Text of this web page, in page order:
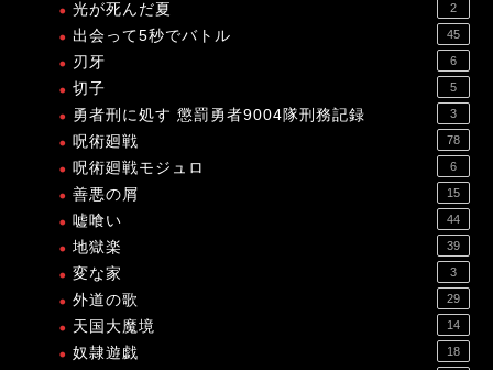
光が死んだ夏 2
出会って5秒でバトル 45
刃牙 6
切子 5
勇者刑に処す 懲罰勇者9004隊刑務記録 3
呪術廻戦 78
呪術廻戦モジュロ 6
善悪の屑 15
嘘喰い 44
地獄楽 39
変な家 3
外道の歌 29
天国大魔境 14
奴隷遊戯 18